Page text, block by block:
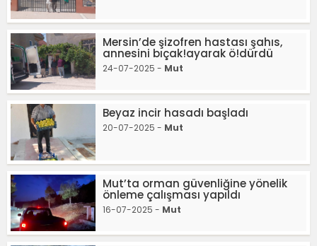
Mersin’de şizofren hastası şahıs,
annesini bıçak!ayarak ö!dürdü
24-07-2025 - Mut
Beyaz incir hasadı başladı
20-07-2025 - Mut
Mut’ta orman güvenliğine yönelik
önleme çalışması yapıldı
16-07-2025 - Mut